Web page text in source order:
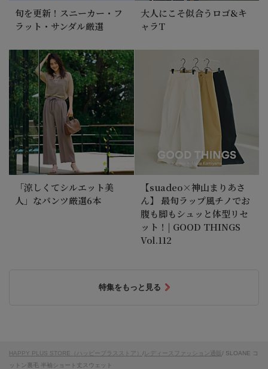
旬を更新！スニーカー・フ
ラット・サンダル厳選
大人にこそ似合うロゴ&キ
ャラT
「涼しくてシルエット美
人」なパンツ厳選6本
【suadeo×神山まりあさ
ん】 最旬ラップ風チノでお
腹も脚もシュッと体型リセ
ット！| GOOD THINGS
Vol.112
特集をもっと見る
HAPPY PLUS STORE（ハッピープラスストア） / レディースファッション通販 / SLOANE コ
ットン裏毛 半袖ショート丈スウェット